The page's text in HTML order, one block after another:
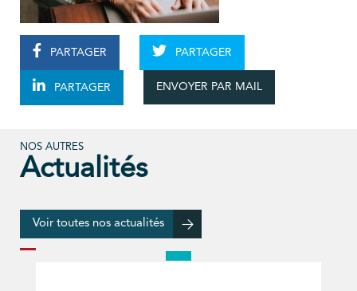
PARTAGER PARTAGER
PARTAGER ENVOYER PAR MAIL
NOS AUTRES
Actualités
Voir toutes nos actualités